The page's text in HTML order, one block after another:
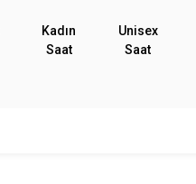
Kadın
Saat
Unisex
Saat